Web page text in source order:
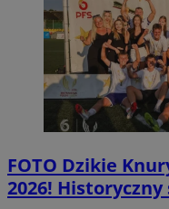
FOTO Dzikie
2026!